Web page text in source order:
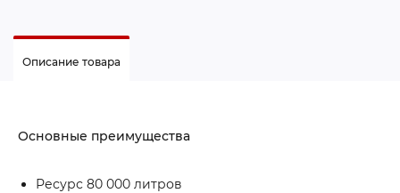
Описание товара
Основные преимущества
Ресурс 80 000 литров